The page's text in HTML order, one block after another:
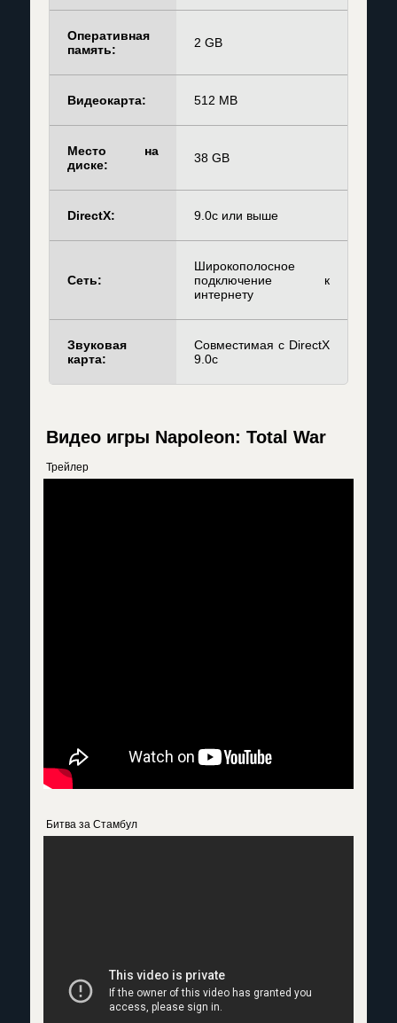
Оперативная
память:
2 GB
Видеокарта: 512 MB
Место на
диске:
38 GB
DirectX: 9.0c или выше
Сеть:
Широкополосное
подключение к
интернету
Звуковая
карта:
Совместимая с DirectX
9.0c
Видео игры Napoleon: Total War
Трейлер
Битва за Стамбул